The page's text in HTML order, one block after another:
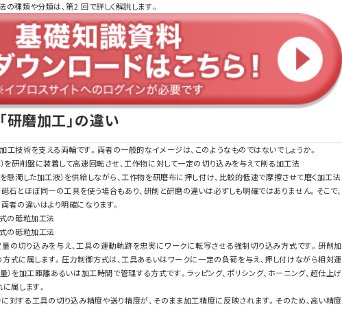
種類や分類は、第2 回で詳しく解説します。
研磨加工」の違い
技術を支える両輪です。両者の一般的なイメージは、このようなものではないでしょうか。
を研削盤に装着して高速回転させ、工作物に対して一定の切り込みを与えて削る加工法
懸濁した加工液）を供給しながら、工作物を研磨布に押し付け、比較的低速で摩擦させて磨く加工法
石とほぼ同一の工具を使う場合もあり、研削と研磨の違いは必ずしも明確ではありません。そこで、
者の違いはより明確になります。
式の砥粒加工法
式の砥粒加工法
の切り込みを与え、工具の運動軌跡を忠実にワークに転写させる強制切り込み方式です。研削加
方式に属します。圧力制御方式は、工具あるいはワークに一定の負荷を与え、押し付けながら相対運
）を加工距離あるいは加工時間で管理する方式です。ラッピング、ポリシング、ホーニング、超仕上げ
属します。
対する工具の切り込み精度や送り精度が、そのまま加工精度に反映されます。そのため、高い精度